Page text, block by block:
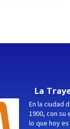
La
En la ciudad
1900, con su
lo que hoy